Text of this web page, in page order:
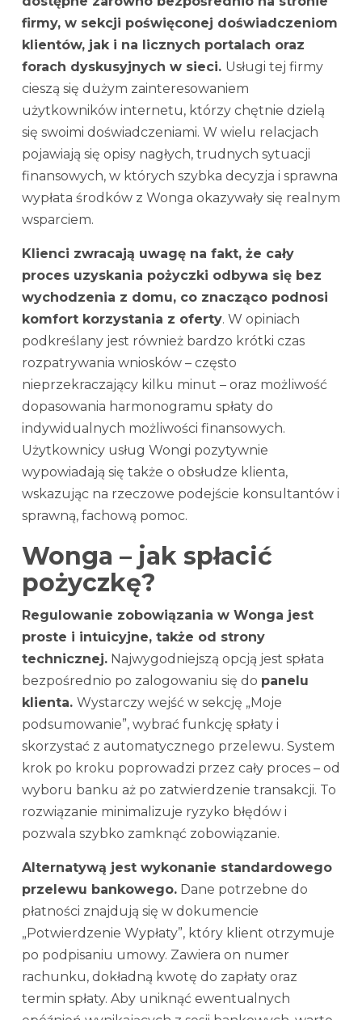
firmy, w sekcji poświęconej doświadczeniom
klientów, jak i na licznych portalach oraz
forach dyskusyjnych w sieci. Usługi tej firmy
cieszą się dużym zainteresowaniem
użytkowników internetu, którzy chętnie dzielą
się swoimi doświadczeniami. W wielu relacjach
pojawiają się opisy nagłych, trudnych sytuacji
finansowych, w których szybka decyzja i sprawna
wypłata środków z Wonga okazywały się realnym
wsparciem.
Klienci zwracają uwagę na fakt, że cały
proces uzyskania pożyczki odbywa się bez
wychodzenia z domu, co znacząco podnosi
komfort korzystania z oferty. W opiniach
podkreślany jest również bardzo krótki czas
rozpatrywania wniosków – często
nieprzekraczający kilku minut – oraz możliwość
dopasowania harmonogramu spłaty do
indywidualnych możliwości finansowych.
Użytkownicy usług Wongi pozytywnie
wypowiadają się także o obsłudze klienta,
wskazując na rzeczowe podejście konsultantów i
sprawną, fachową pomoc.
Wonga – jak spłacić
pożyczkę?
Regulowanie zobowiązania w Wonga jest
proste i intuicyjne, także od strony
technicznej. Najwygodniejszą opcją jest spłata
bezpośrednio po zalogowaniu się do panelu
klienta. Wystarczy wejść w sekcję „Moje
podsumowanie”, wybrać funkcję spłaty i
skorzystać z automatycznego przelewu. System
krok po kroku poprowadzi przez cały proces – od
wyboru banku aż po zatwierdzenie transakcji. To
rozwiązanie minimalizuje ryzyko błędów i
pozwala szybko zamknąć zobowiązanie.
Alternatywą jest wykonanie standardowego
przelewu bankowego. Dane potrzebne do
płatności znajdują się w dokumencie
„Potwierdzenie Wypłaty”, który klient otrzymuje
po podpisaniu umowy. Zawiera on numer
rachunku, dokładną kwotę do zapłaty oraz
termin spłaty. Aby uniknąć ewentualnych